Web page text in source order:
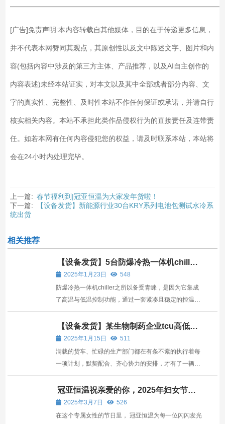
[广告]免责声明:本内容转载自其他媒体，目的在于传递更多信息，
并不代表本网赞同其观点，其原创性以及文中陈述文字、图片和内
容(包括内容中涉及的第三方主体、产品推荐，以及AI自主创作的
内容表述)未经本站证实，对本文以及其中全部或者部分内容、文
字的真实性、完整性、及时性本站不作任何保证或承诺，并请自行
核实相关内容。本站不承担此类作品侵权行为的直接责任及连带责
任。如若本网有任何内容侵犯您的权益，请及时联系本站，本站将
会在24小时内处理完毕。
上一篇: 春节福利到|冠亚恒温为大家发年货啦！
下一篇:
【设备发货】新能源行业30台KRY系列电池包测试水冷系
统出货
相关推荐
【设备发货】5台防爆冷热一体机chiller
出货2025年1月23日
548
防爆冷热一体机chiller之所以备受青睐，是因为它集成
了高温与低温控制功能，通过一套紧凑且稳定的控温系
统，能够在同一设备内实现温度的快速升降与准确控
制，满足多种复杂工艺过程对温度环境的特殊需求。 发
货前的精心筹备：为了确保每一台防爆冷热一体机chi...
【设备发货】某生物制药企业tcu高低温
一体机出货
2025年1月15日
511
满载的货车、忙碌的生产部门都在有条不紊的执行着每
一项计划，默契配合、齐心协力的安排，才有了一辆辆
装满了设备的大货车按期出货。 忙而不乱，忙而有序。
虽然tcu高低温一体机订单量大，生产忙碌，节奏加
快，但我们的质量却没下降。 用心服务，落实细节是我
们的责任...
冠亚恒温祝亲爱的你，2025年妇女节快
乐2025年3月7日
526
在这个专属女性的节日里， 冠亚恒温为每一位闪闪发光